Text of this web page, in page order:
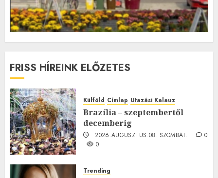
FRISS HÍREINK ELŐZETES
Külföld Címlap Utazási Kalauz
Brazília – szeptembertől
decemberig
2026.AUGUSZTUS.08. SZOMBAT.
0
0
Trending